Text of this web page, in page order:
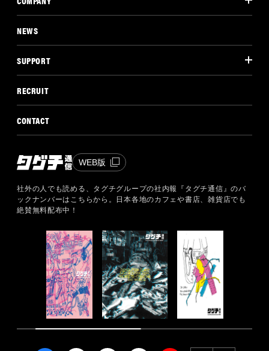
NEWS
SUPPORT
RECRUIT
CONTACT
WEB版
社外の人でも読める、タグチグループの社内報『タグチ通信』のバ
ックナンバーはこちらから。
日本各地のカフェや書店、雑貨店でも
絶賛無料配布中！